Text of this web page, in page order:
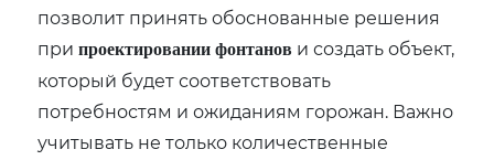
позволит принять обоснованные решения
припроектировании фонтанов и создать объект‚
который будет соответствовать
потребностям и ожиданиям горожан. Важно
учитывать не только количественные